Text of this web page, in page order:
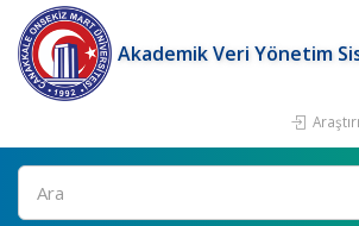
Akademik Veri Yönetim
Ara